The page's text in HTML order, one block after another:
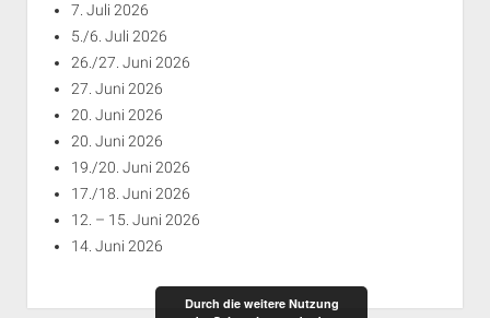
7. Juli 2026
5./6. Juli 2026
26./27. Juni 2026
27. Juni 2026
20. Juni 2026
20. Juni 2026
19./20. Juni 2026
17./18. Juni 2026
12. – 15. Juni 2026
14. Juni 2026
Durch die weitere Nutzung